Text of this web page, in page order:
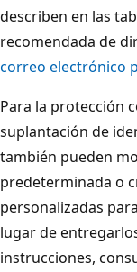
describen en las
recomendada de
correo electrónico
Para la protección
suplantación de
también pueden
predeterminada o
personalizadas
lugar de
instrucciones,